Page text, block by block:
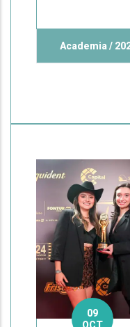
Academia /
09